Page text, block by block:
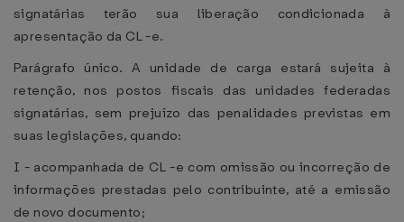
signatárias terão sua liberação condicionada à
apresentação da CL -e.
Parágrafo único. A unidade de carga estará sujeita à
retenção, nos postos fiscais das unidades federadas
signatárias, sem prejuízo das penalidades previstas em
suas legislações, quando:
I - acompanhada de CL -e com omissão ou incorreção de
informações prestadas pelo contribuinte, até a emissão
de novo documento;